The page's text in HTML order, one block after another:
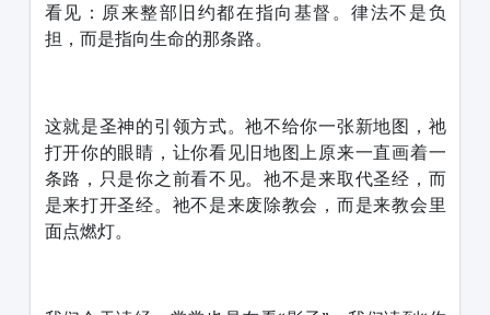
看见：原来整部旧约都在指向基督。律法不是负
担，而是指向生命的那条路。
这就是圣神的引领方式。祂不给你一张新地图，祂
打开你的眼睛，让你看见旧地图上原来一直画着一
条路，只是你之前看不见。祂不是来取代圣经，而
是来打开圣经。祂不是来废除教会，而是来教会里
面点燃灯。